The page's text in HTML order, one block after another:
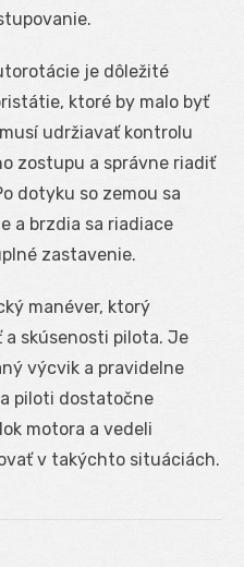
je dôležité
ktoré by malo byť
udržiavať kontrolu
zostupu a správne riadiť
dotyku so zemou sa
a brzdia sa riadiace
zastavenie.
manéver, ktorý
skúsenosti pilota. Je
výcvik a pravidelne
piloti dostatočne
motora a vedeli
v takýchto situáciách.